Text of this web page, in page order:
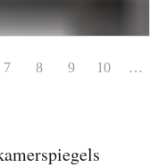
7 8 9 10 …